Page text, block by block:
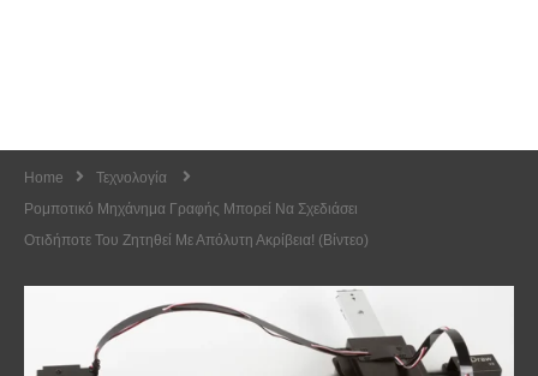
Home
Τεχνολογία
Ρομποτικό Μηχάνημα Γραφής Μπορεί Να Σχεδιάσει
Οτιδήποτε Του Ζητηθεί Με Απόλυτη Ακρίβεια! (Βίντεο)